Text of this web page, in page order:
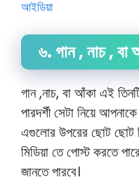
আইডিয়া
৬. গান , নাচ , বা
গান ,নাচ, বা আঁকা এই
পারদর্শী সেটা নিয়ে
এগুলোর উপরের ছোট ছোট
মিডিয়া তে পোস্ট করতে
জানতে পারবে।